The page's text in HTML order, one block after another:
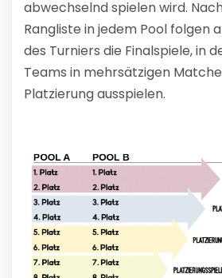
abwechselnd spielen wird.
Rangliste in jedem Pool folgen
des Turniers die Finalspiele, in
Teams in mehrsätzigen
Platzierung ausspielen.